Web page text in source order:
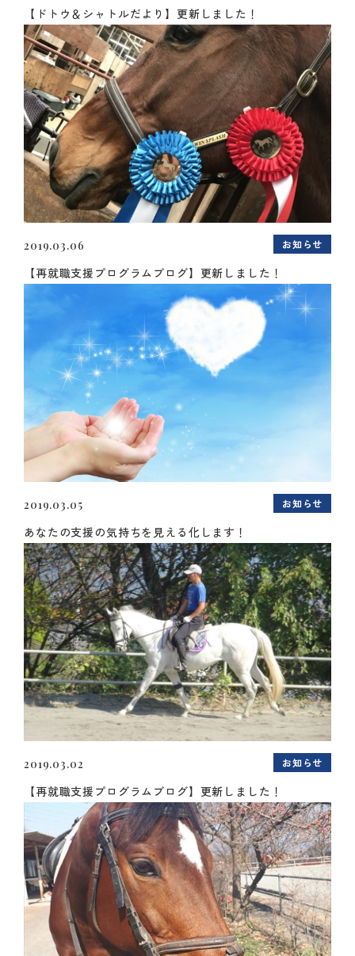
【ドトウ＆シャトルだより】更新しました！
2019.03.06 お知らせ
【再就職支援プログラムブログ】更新しました！
2019.03.05 お知らせ
あなたの支援の気持ちを見える化します！
2019.03.02 お知らせ
【再就職支援プログラムブログ】更新しました！